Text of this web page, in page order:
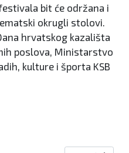
bit će održana i
okrugli stolovi.
hrvatskog kazališta
poslova, Ministarstvo
kulture i športa KSB